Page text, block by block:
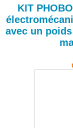
KIT
avec un